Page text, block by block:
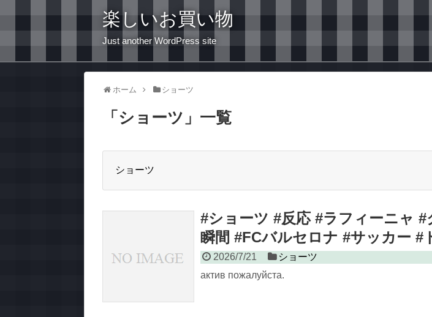
楽しいお買い物
Just another WordPress site
ホーム ショーツ
「 ショーツ 」 一覧
ショーツ
#ショーツ #反応 #ラフィーニャ #
瞬間 #FCバルセロナ #サッカー #
2026/7/21
ショーツ
актив пожалуйста.